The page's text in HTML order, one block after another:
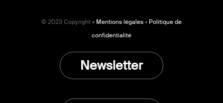
© 2023 Copyright • Mentions légales• Politique de
confidentialité
Newsletter